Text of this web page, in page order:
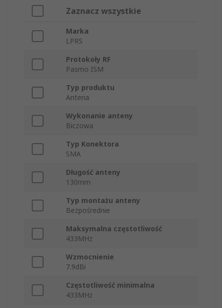
Zaznacz wszystkie
Marka
LPRS
Protokoły RF
Pasmo ISM
Typ produktu
Antena
Wykonanie anteny
Biczowa
Typ Konektora
SMA
Długość anteny
130mm
Typ montażu anteny
Bezpośrednie
Maksymalna częstotliwość
433MHz
Wzmocnienie
7.9dBi
Częstotliwość minimalna
433MHz